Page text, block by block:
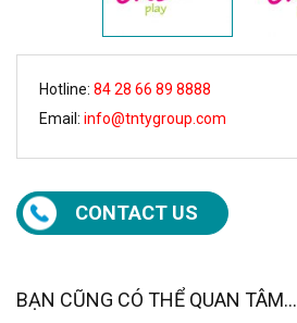
Hotline: 84 28 66 89 8888
Email: info@tntygroup.com
CONTACT US
BẠN CŨNG CÓ THỂ QUAN TÂM...